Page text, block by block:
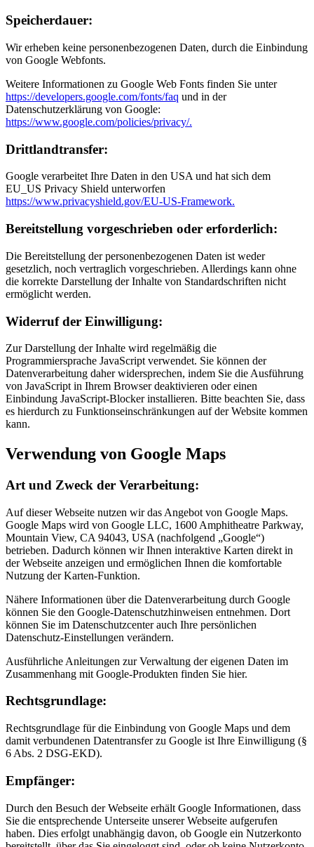
Speicherdauer:
Wir erheben keine personenbezogenen Daten, durch die Einbindung
von Google Webfonts.
Weitere Informationen zu Google Web Fonts finden Sie unter
https://developers.google.com/fonts/faq und in der
Datenschutzerklärung von Google:
https://www.google.com/policies/privacy/.
Drittlandtransfer:
Google verarbeitet Ihre Daten in den USA und hat sich dem
EU_US Privacy Shield unterworfen
https://www.privacyshield.gov/EU-US-Framework.
Bereitstellung vorgeschrieben oder erforderlich:
Die Bereitstellung der personenbezogenen Daten ist weder
gesetzlich, noch vertraglich vorgeschrieben. Allerdings kann ohne
die korrekte Darstellung der Inhalte von Standardschriften nicht
ermöglicht werden.
Widerruf der Einwilligung:
Zur Darstellung der Inhalte wird regelmäßig die
Programmiersprache JavaScript verwendet. Sie können der
Datenverarbeitung daher widersprechen, indem Sie die Ausführung
von JavaScript in Ihrem Browser deaktivieren oder einen
Einbindung JavaScript-Blocker installieren. Bitte beachten Sie, dass
es hierdurch zu Funktionseinschränkungen auf der Website kommen
kann.
Verwendung von Google Maps
Art und Zweck der Verarbeitung:
Auf dieser Webseite nutzen wir das Angebot von Google Maps.
Google Maps wird von Google LLC, 1600 Amphitheatre Parkway,
Mountain View, CA 94043, USA (nachfolgend „Google“)
betrieben. Dadurch können wir Ihnen interaktive Karten direkt in
der Webseite anzeigen und ermöglichen Ihnen die komfortable
Nutzung der Karten-Funktion.
Nähere Informationen über die Datenverarbeitung durch Google
können Sie den Google-Datenschutzhinweisen entnehmen. Dort
können Sie im Datenschutzcenter auch Ihre persönlichen
Datenschutz-Einstellungen verändern.
Ausführliche Anleitungen zur Verwaltung der eigenen Daten im
Zusammenhang mit Google-Produkten finden Sie hier.
Rechtsgrundlage:
Rechtsgrundlage für die Einbindung von Google Maps und dem
damit verbundenen Datentransfer zu Google ist Ihre Einwilligung (§
6 Abs. 2 DSG-EKD).
Empfänger:
Durch den Besuch der Webseite erhält Google Informationen, dass
Sie die entsprechende Unterseite unserer Webseite aufgerufen
haben. Dies erfolgt unabhängig davon, ob Google ein Nutzerkonto